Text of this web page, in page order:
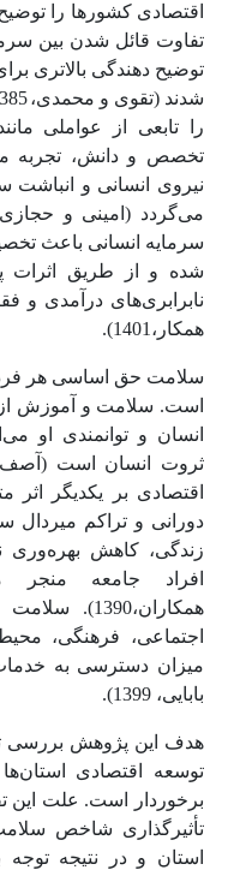
اقتصادی کشورها را
تفاوت قائل شدن بین
توضیح دهندگی بالاتری
شدند (تقوی و محمدی،
را تابعی از عواملی
تخصص و دانش، تجربه
نیروی انسانی و انباشت
سرمایه انسانی باعث
شده و از طریق اثرات
نابرابری‌های درآمدی و
همکار،1401).
سلامت حق اساسی هر فرد
است. سلامت و آموزش از
انسان و توانمندی او
اقتصادی بر یکدیگر اثر
دورانی و تراکم میردال
زندگی، کاهش بهره‌وری
افراد جامعه
اجتماعی، فرهنگی،
میزان دسترسی به
بابایی، 1399).
هدف این پژوهش بررسی
توسعه اقتصادی
برخوردار است. علت این
تأثیرگذاری شاخص
استان و در نتیجه